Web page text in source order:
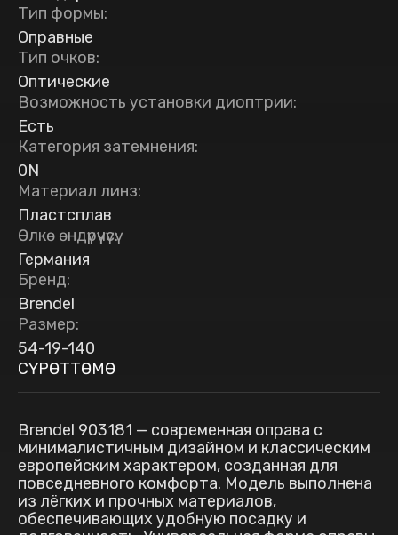
Тип формы:
Оправные
Тип очков:
Оптические
Возможность установки диоптрии:
Есть
Категория затемнения:
0N
Материал линз:
Пластсплав
Өлкө өндүрүүчүсү:
Германия
Бренд:
Brendel
Размер:
54-19-140
СҮРӨТТӨМӨ
Brendel 903181 — современная оправа с
минималистичным дизайном и классическим
европейским характером, созданная для
повседневного комфорта. Модель выполнена
из лёгких и прочных материалов,
обеспечивающих удобную посадку и